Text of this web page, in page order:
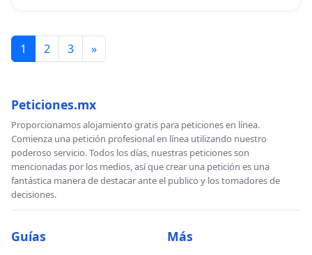
1 2 3 »
Peticiones.mx
Proporcionamos alojamiento gratis para peticiones en línea.
Comienza una petición profesional en línea utilizando nuestro
poderoso servicio. Todos los días, nuestras peticiones son
mencionadas por los medios, así que crear una petición es una
fantástica manera de destacar ante el publico y los tomadores de
decisiones.
Guías Más